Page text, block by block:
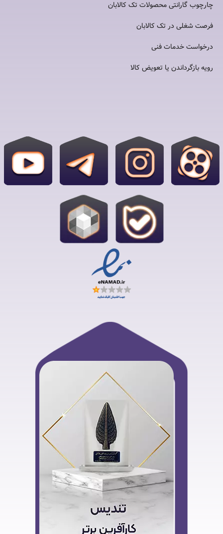
چارچوب گارانتی محصولات تک کالابان
فرصت شغلی در تک کالابان
درخواست خدمات فنی
رویه بازگرداندن یا تعویض کالا